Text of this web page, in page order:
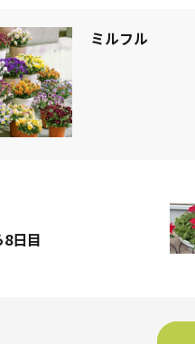
ミルフル
日目